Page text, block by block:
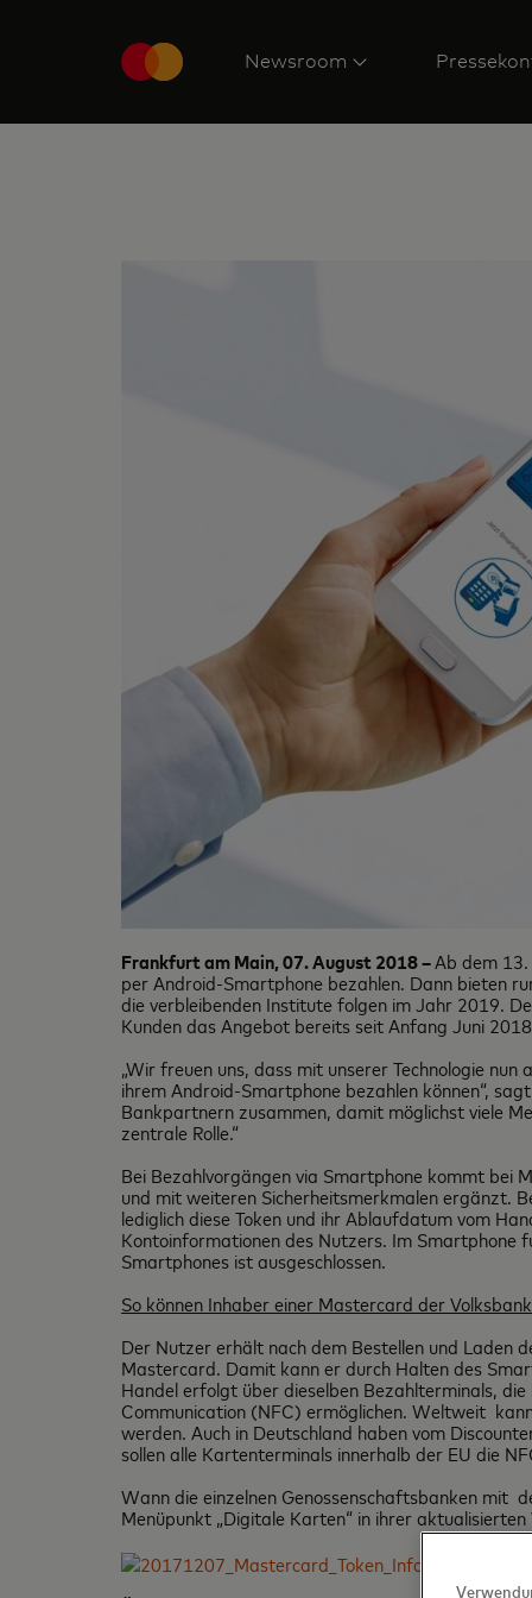
Newsroom
Frankfurt am Main, 07. August 2018 –Ab dem
per Android-Smartphone bezahlen. Dann bieten
die verbleibenden Institute folgen im Jahr 2019.
Kunden das Angebot bereits seit Anfang Juni
„Wir freuen uns, dass mit unserer Technologie
ihrem Android-Smartphone bezahlen können“,
Bankpartnern zusammen, damit möglichst viele
zentrale Rolle.“
Bei Bezahlvorgängen via Smartphone kommt bei
und mit weiteren Sicherheitsmerkmalen ergänzt.
lediglich diese Token und ihr Ablaufdatum vom
Kontoinformationen des Nutzers. Im Smartphone
Smartphones ist ausgeschlossen.
So können Inhaber einer Mastercard der
Der Nutzer erhält nach dem Bestellen und Laden
Mastercard. Damit kann er durch Halten des
Handel erfolgt über dieselben Bezahlterminals,
Communication (NFC) ermöglichen. Weltweit
werden. Auch in Deutschland haben vom
sollen alle Kartenterminals innerhalb der EU die
Wann die einzelnen Genossenschaftsbanken mit
Menüpunkt „Digitale Karten“ in ihrer